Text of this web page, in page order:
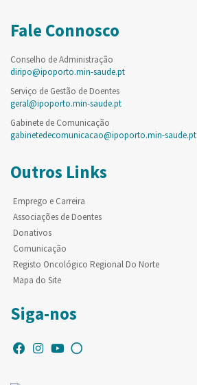
Fale Connosco
Conselho de Administração
diripo@ipoporto.min-saude.pt
Serviço de Gestão de Doentes
geral@ipoporto.min-saude.pt
Gabinete de Comunicação
gabinetedecomunicacao@ipoporto.min-saude.pt
Outros Links
Emprego e Carreira
Associações de Doentes
Donativos
Comunicação
Registo Oncológico Regional Do Norte
Mapa do Site
Siga-nos